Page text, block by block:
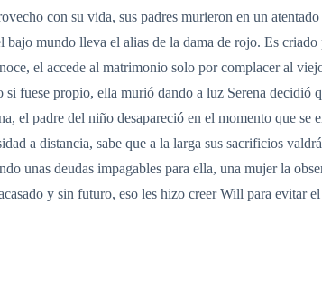
con su vida, sus padres murieron en un
bajo mundo lleva el alias de la dama de rojo. Es
el accede al matrimonio solo por complacer al
fuese propio, ella murió dando a luz Serena decidió
el padre del niño desapareció en el momento que se
a distancia, sabe que a la larga sus sacrificios
unas deudas impagables para ella, una mujer la
y sin futuro, eso les hizo creer Will para evitar